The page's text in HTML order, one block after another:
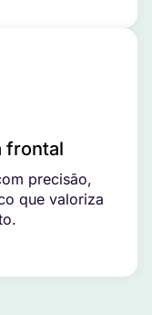
frontal
precisão,
que valoriza